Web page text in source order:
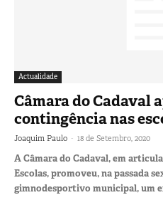
Actualidade
Câmara do Cadaval
contingência nas
Joaquim Paulo - 18 de Setembro, 2020
A Câmara do Cadaval, em
Escolas, promoveu, na passada
gimnodesportivo municipal, um